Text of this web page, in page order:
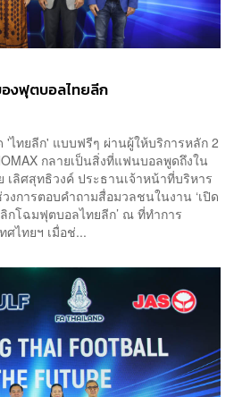
องฟุตบอลไทยลีก
'ไทยลีก' แบบฟรีๆ ผ่านผู้ให้บริการหลัก 2
กลายเป็นสิ่งที่แฟนบอลพูดถึงใน
เลิศสุทธิวงค์ ประธานเจ้าหน้าที่บริหาร
วงการตอบคำถามสื่อมวลชนในงาน ‘เปิด
โฉมฟุตบอลไทยลีก’ ณ ที่ทำการ
ไทยฯ เมื่อช่...